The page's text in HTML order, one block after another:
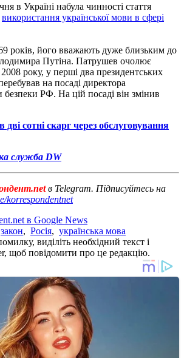
в Україні набула чинності стаття
використання української мови в сфері
років, його вважають дуже близьким до
Путіна. Патрушев очолює
року, у перші два президентських
на посаді директора
РФ. На цій посаді він змінив
сотні скарг через обслуговування
служба DW
в Telegram. Підписуйтесь на
korrespondentnet
в Google News
закон, Росія, українська мова
виділіть необхідний текст і
щоб повідомити про це редакцію.